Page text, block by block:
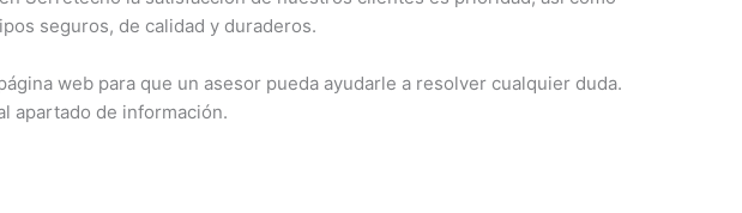
seguros, de calidad y duraderos.
web para que un asesor pueda ayudarle a resolver cualquier duda.
apartado de información.